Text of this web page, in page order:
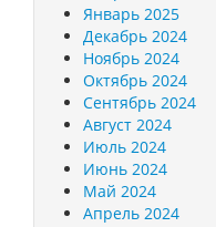
Январь 2025
Декабрь 2024
Ноябрь 2024
Октябрь 2024
Сентябрь 2024
Август 2024
Июль 2024
Июнь 2024
Май 2024
Апрель 2024